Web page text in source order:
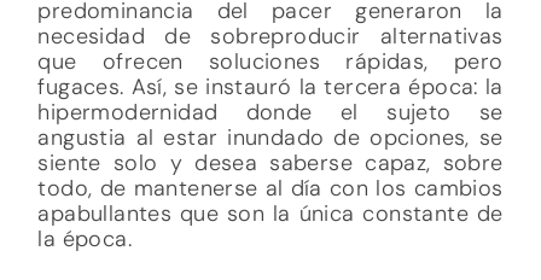
predominancia del pacer generaron la
necesidad de sobreproducir alternativas
que ofrecen soluciones rápidas, pero
fugaces. Así, se instauró la tercera época: la
hipermodernidad donde el sujeto se
angustia al estar inundado de opciones, se
siente solo y desea saberse capaz, sobre
todo, de mantenerse al día con los cambios
apabullantes que son la única constante de
la época.